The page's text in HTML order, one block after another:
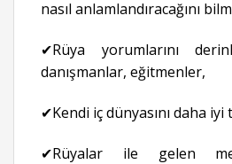
nasıl anlamlandıracağını
✔Rüya yorumlarını
danışmanlar, eğitmenler,
✔Kendi iç dünyasını daha
✔Rüyalar ile gelen